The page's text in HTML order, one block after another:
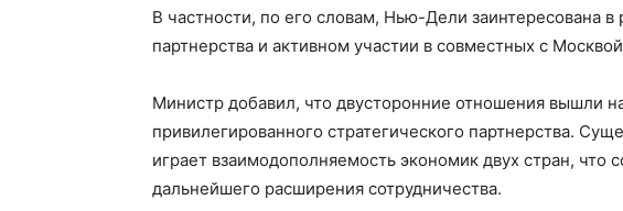
В частности, по его словам, Нью-Дели заинтересована в
партнерства и активном участии в совместных с
Министр добавил, что двусторонние отношения вышли
привилегированного стратегического партнерства.
играет взаимодополняемость экономик двух стран, что
дальнейшего расширения сотрудничества.